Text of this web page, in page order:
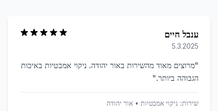
ענבל חיים
5.3.2025
"מרוצים מאוד מהשירות באור יהודה. ניקוי אמבטיות באיכות
הגבוהה ביותר."
שירות: ניקוי אמבטיות • אור יהודה